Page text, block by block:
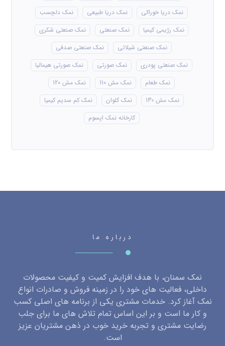
نمک دریا خوراکی
نمک دریا طبیعی
نمک دلچسب
نمک رژیمی کیمیا
نمک صنعتی
نمک صنعتی شکری
نمک صنعتی شیلاتی
نمک صنعتی صدفی
نمک صنعتی پودری
نمک صورتی
نمک صورتی هیمالیا
نمک طعام
نمک مش 110
نمک مش 120
نمک مش 130
نمک کلوان
نمک کم سدیم کیمیا
کارخانه نمک اپسوم
درباره ما
نمک سمنان، با هدف افزایش کمیت و کیفیت محصولات
داخلی، فعالیت های خود را در زمینه فروش و صادرات انواع
نمک آغاز کرد. خدمات مشتری یکی از برنامه های اصلی کسب
و کار ما است و بر این اساس تمام تلاش های ما برای جلب
رضایت مشتری و تجربه خرید خوب در ذهن مشتریان عزیز
است.